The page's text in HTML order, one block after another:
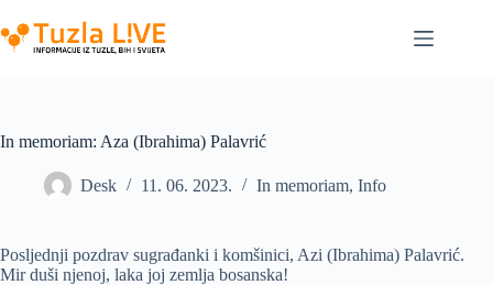
to
content
In memoriam: Aza (Ibrahima) Palavrić
Desk 11. 06. 2023. In memoriam, Info
Posljednji pozdrav sugrađanki i komšinici, Azi (Ibrahima) Palavrić.
Mir duši njenoj, laka joj zemlja bosanska!